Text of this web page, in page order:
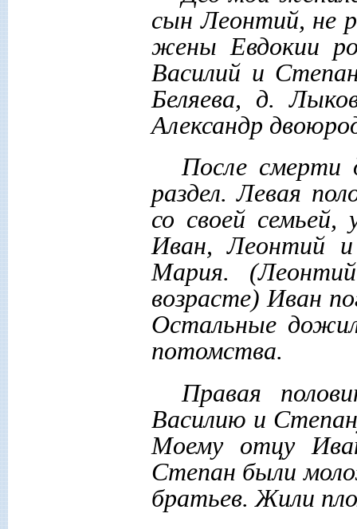
сын Леонтий, не
жены Евдокии
Василий и
Беляева, д.
Александр
После смерти
раздел. Левая
со своей
Иван, Леонтий и
Мария.
возрасте) Иван
Остальные
потомства.
Правая
Василию и
Моему отцу
Степан были
братьев. Жили